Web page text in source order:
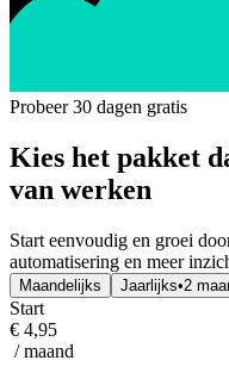
Probeer 30 dagen gratis
Kies het pakket
van werken
Start eenvoudig en groei
automatisering en meer
Maandelijks Jaarlijks•2
Start
€ 4,95
/ maand